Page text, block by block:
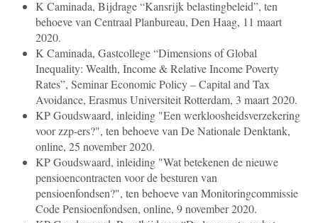
K Caminada, Bijdrage “Kansrijk belastingbeleid”, ten
behoeve van Centraal Planbureau, Den Haag, 11 maart
2020.
K Caminada, Gastcollege “Dimensions of Global
Inequality: Wealth, Income & Relative Income Poverty
Rates”, Seminar Economic Policy – Capital and Tax
Avoidance, Erasmus Universiteit Rotterdam, 3 maart 2020.
KP Goudswaard, inleiding "Een werkloosheidsverzekering
voor zzp-ers?", ten behoeve van De Nationale Denktank,
online, 25 november 2020.
KP Goudswaard, inleiding "Wat betekenen de nieuwe
pensioencontracten voor de besturen van
pensioenfondsen?", ten behoeve van Monitoringcommissie
Code Pensioenfondsen, online, 9 november 2020.